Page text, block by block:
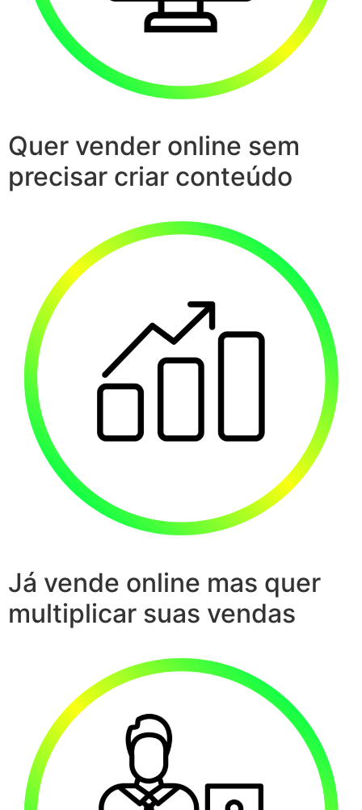
Quer vender online sem
precisar criar conteúdo
Já vende online mas quer
multiplicar suas vendas